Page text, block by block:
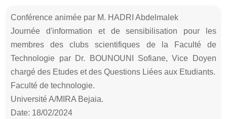
Conférence animée par M. HADRI Abdelmalek
Journée d'information et de sensibilisation pour les
membres des clubs scientifiques de la Faculté de
Technologie par Dr. BOUNOUNI Sofiane, Vice Doyen
chargé des Etudes et des Questions Liées aux Etudiants.
Faculté de technologie.
Université A/MIRA Bejaia.
Date: 18/02/2024